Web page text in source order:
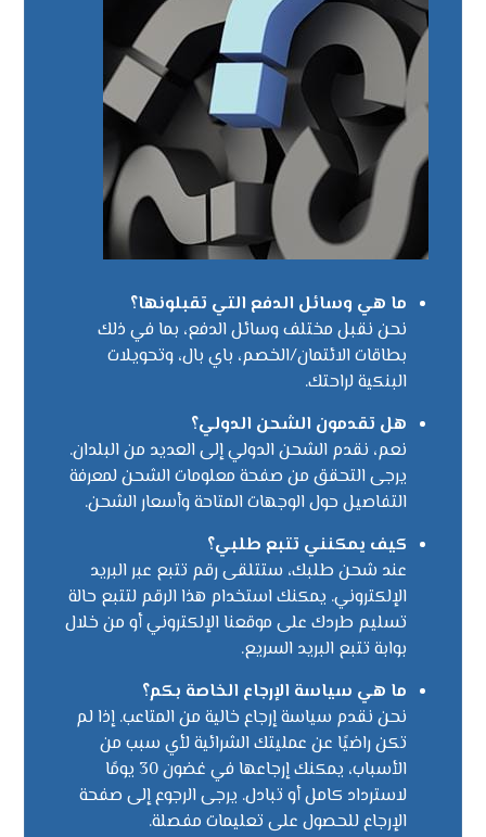
ما هي وسائل الدفع التي تقبلونها؟
نحن نقبل مختلف وسائل الدفع، بما في ذلك
بطاقات الائتمان/الخصم، باي بال، وتحويلات
البنكية لراحتك.
هل تقدمون الشحن الدولي؟
نعم، نقدم الشحن الدولي إلى العديد من البلدان.
يرجى التحقق من صفحة معلومات الشحن لمعرفة
التفاصيل حول الوجهات المتاحة وأسعار الشحن.
كيف يمكنني تتبع طلبي؟
عند شحن طلبك، ستتلقى رقم تتبع عبر البريد
الإلكتروني. يمكنك استخدام هذا الرقم لتتبع حالة
تسليم طردك على موقعنا الإلكتروني أو من خلال
بوابة تتبع البريد السريع.
ما هي سياسة الإرجاع الخاصة بكم؟
نحن نقدم سياسة إرجاع خالية من المتاعب. إذا لم
تكن راضيًا عن عمليتك الشرائية لأي سبب من
الأسباب، يمكنك إرجاعها في غضون 30 يومًا
لاسترداد كامل أو تبادل. يرجى الرجوع إلى صفحة
الإرجاع للحصول على تعليمات مفصلة.